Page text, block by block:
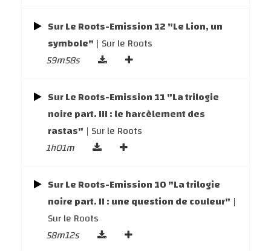
Sur Le Roots-Emission 12 "Le Lion, un
symbole" | Sur le Roots
59m58s
Sur Le Roots-Emission 11 "La trilogie
noire part. III : le harcèlement des
rastas" | Sur le Roots
1h01m
Sur Le Roots-Emission 10 "La trilogie
noire part. II : une question de couleur" |
Sur le Roots
58m12s